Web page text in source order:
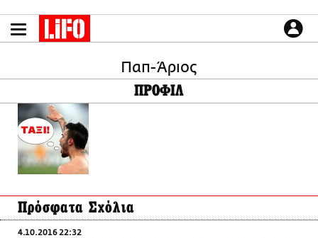
το
περιεχόμενο
LIFO SHOP
CULTURE
ΤΡΟΠΟΣ ΖΩΗΣ
PODCASTS
Plus
Παπ-Άριος
ΠΡΟΦΙΛ
Πρόσφατα Σχόλια
4.10.2016 22:32